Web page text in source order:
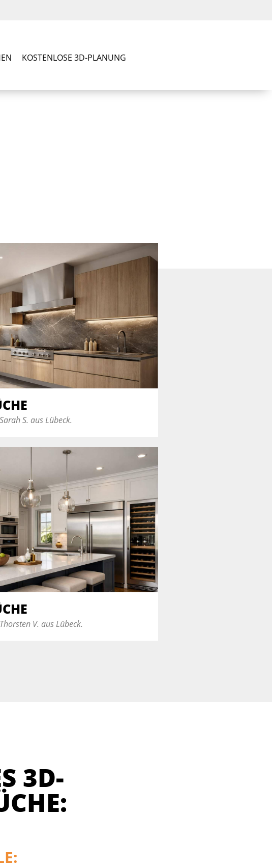
KOSTENLOSE 3D-PLANUNG
S. aus Lübeck.
V. aus Lübeck.
3D-